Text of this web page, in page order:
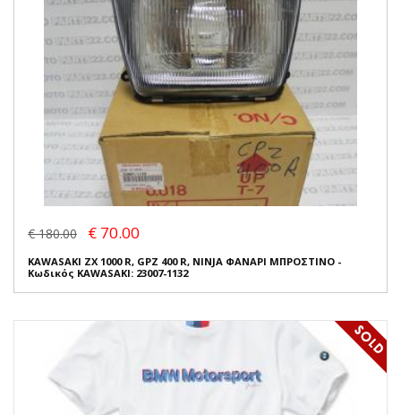
€ 180.00 € 70.00
KAWASAKI ZX 1000 R, GPZ 400 R, NINJA ΦΑΝΑΡΙ ΜΠΡΟΣΤΙΝΟ -
Κωδικός KAWASAKI: 23007-1132